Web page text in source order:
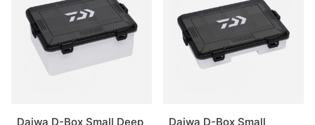
Daiwa D-Box Small Deep
Daiwa D-Box Small